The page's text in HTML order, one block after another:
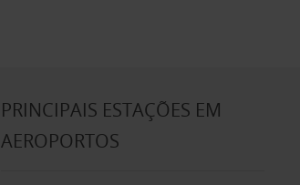
PRINCIPAIS ESTAÇÕES EM
AEROPORTOS